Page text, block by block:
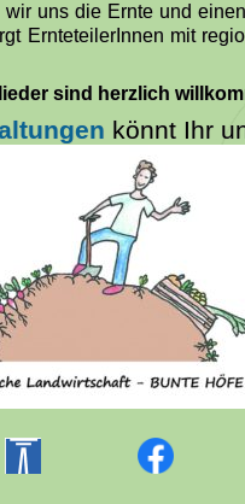
uns die Ernte und
ErnteteilerInnen mit
sind herzlich
könnt Ihr